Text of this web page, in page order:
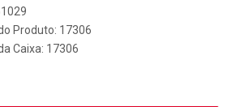
Produto: 17306
Caixa: 17306